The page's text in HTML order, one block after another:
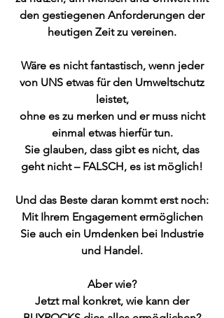
den gestiegenen Anforderungen der
heutigen Zeit zu vereinen.
Wäre es nicht fantastisch, wenn jeder
von UNS etwas für den Umweltschutz
leistet,
ohne es zu merken und er muss nicht
einmal etwas hierfür tun.
Sie glauben, dass gibt es nicht, das
geht nicht – FALSCH, es ist möglich!
Und das Beste daran kommt erst noch:
Mit Ihrem Engagement ermöglichen
Sie auch ein Umdenken bei Industrie
und Handel.
Aber wie?
Jetzt mal konkret, wie kann der